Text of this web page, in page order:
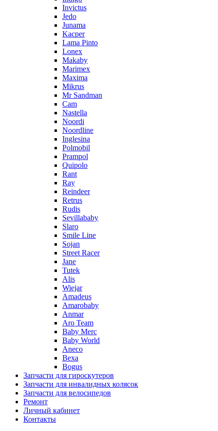
Invictus
Jedo
Junama
Kacper
Lama Pinto
Lonex
Makaby
Marimex
Maxima
Mikrus
Mr Sandman
Cam
Nastella
Noordi
Noordline
Inglesina
Polmobil
Prampol
Quipolo
Rant
Ray
Reindeer
Retrus
Rudis
Sevillababy
Slaro
Smile Line
Sojan
Street Racer
Jane
Tutek
Alis
Wiejar
Amadeus
Amarobaby
Anmar
Aro Team
Baby Merc
Baby World
Aneco
Bexa
Bogus
Запчасти для гироскутеров
Запчасти для инвалидных колясок
Запчасти для велосипедов
Ремонт
Личный кабинет
Контакты